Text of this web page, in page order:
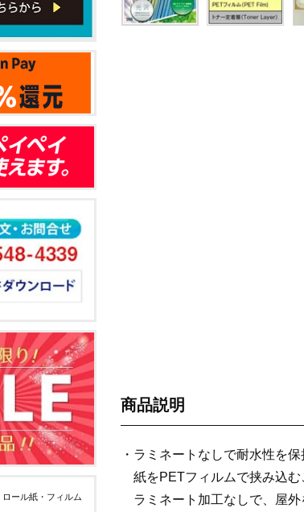
ロール紙・フィルム
商品説明
・ラミネートなしで耐水性を保
紙をPETフィルムで挟み込む
ラミネート加工なしで、屋外